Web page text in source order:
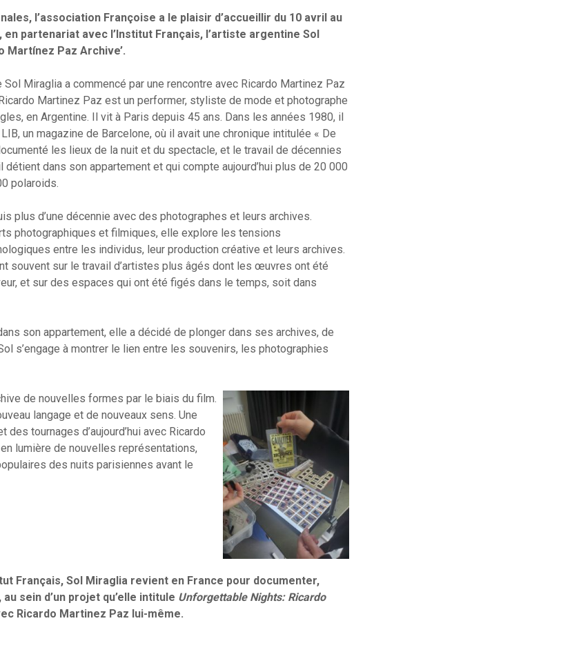
l’association Françoise a le plaisir d’accueillir du 10 avril au
partenariat avec l’Institut Français, l’artiste argentine Sol
Martínez Paz Archive’.
Miraglia a commencé par une rencontre avec Ricardo Martinez Paz
Ricardo Martinez Paz est un performer, styliste de mode et photographe
en Argentine. Il vit à Paris depuis 45 ans. Dans les années 1980, il
un magazine de Barcelone, où il avait une chronique intitulée « De
les lieux de la nuit et du spectacle, et le travail de décennies
détient dans son appartement et qui compte aujourd’hui plus de 20 000
polaroids.
plus d’une décennie avec des photographes et leurs archives.
photographiques et filmiques, elle explore les tensions
entre les individus, leur production créative et leurs archives.
souvent sur le travail d’artistes plus âgés dont les œuvres ont été
et sur des espaces qui ont été figés dans le temps, soit dans
son appartement, elle a décidé de plonger dans ses archives, de
s’engage à montrer le lien entre les souvenirs, les photographies
de nouvelles formes par le biais du film.
langage et de nouveaux sens. Une
tournages d’aujourd’hui avec Ricardo
lumière de nouvelles représentations,
des nuits parisiennes avant le
Français, Sol Miraglia revient en France pour documenter,
sein d’un projet qu’elle intitule Unforgettable Nights: Ricardo
Ricardo Martinez Paz lui-même.